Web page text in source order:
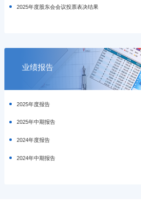
2025年度股东会会议投票表决结果
业绩报告
2025年度报告
2025年中期报告
2024年度报告
2024年中期报告